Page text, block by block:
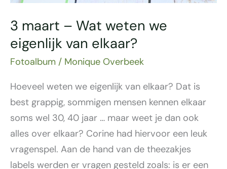
3 maart – Wat weten we
eigenlijk van elkaar?
Fotoalbum / Monique Overbeek
Hoeveel weten we eigenlijk van elkaar? Dat is
best grappig, sommigen mensen kennen elkaar
soms wel 30, 40 jaar … maar weet je dan ook
alles over elkaar? Corine had hiervoor een leuk
vragenspel. Aan de hand van de theezakjes
labels werden er vragen gesteld zoals: is er een